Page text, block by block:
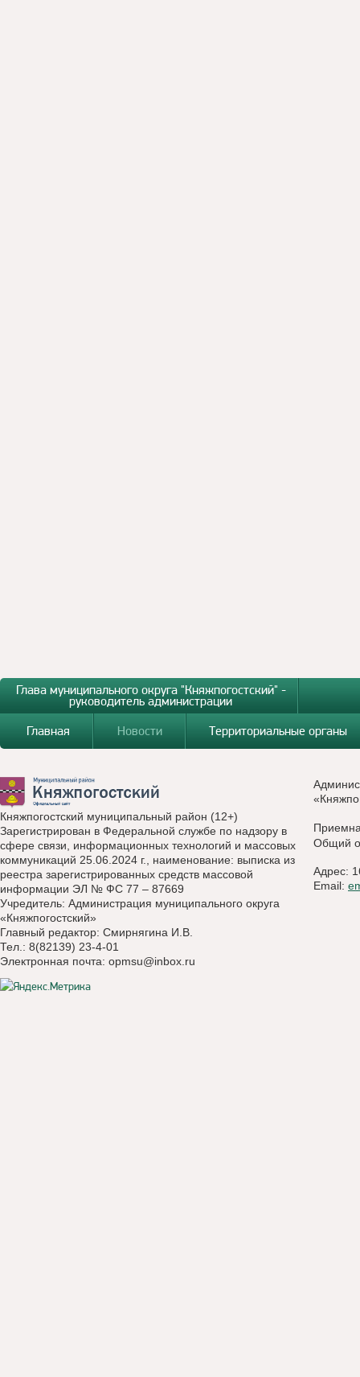
Глава муниципального округа "Княжпогостский" -
руководитель администрации
Главная
Новости Территориальные органы
Княжпогостский муниципальный район (12+)
Зарегистрирован в Федеральной службе по надзору в
сфере связи, информационных технологий и массовых
коммуникаций 25.06.2024 г., наименование: выписка из
реестра зарегистрированных средств массовой
информации ЭЛ № ФС 77 – 87669
Учредитель: Администрация муниципального округа
«Княжпогостский»
Главный редактор: Смирнягина И.В.
Тел.: 8(82139) 23-4-01
Электронная почта: opmsu@inbox.ru
Общий
Адрес:
Email: